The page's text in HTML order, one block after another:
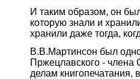
И таким образом, он
которую знали и
хранили даже тогда,
В.В.Мартинсон был
Пржецлавского - члена
делам книгопечатания,